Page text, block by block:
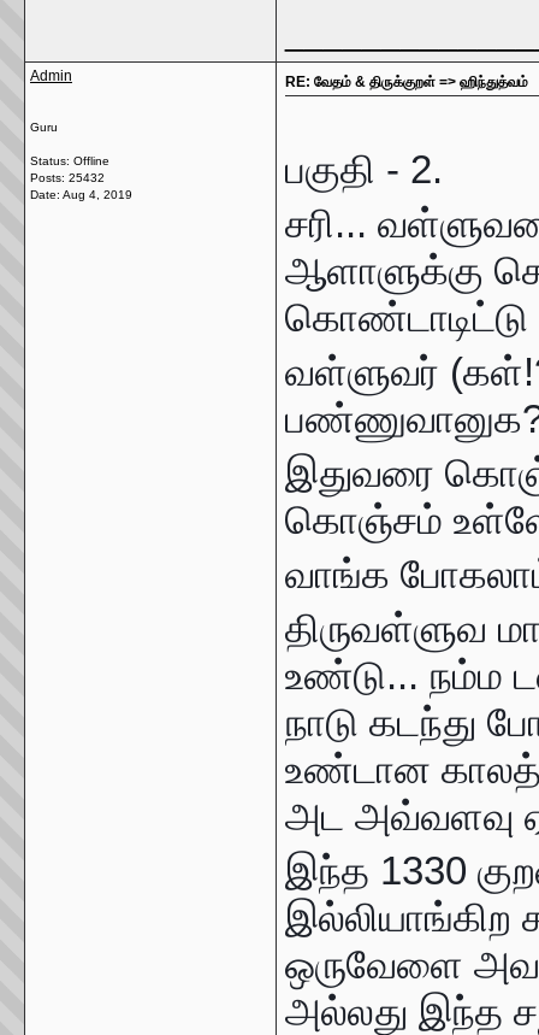
Admin
Guru
Status: Offline
Posts: 25432
Date: Aug 4, 2019
RE: வேதம் & திருக்குறள் => ஹிந்துத்வம்
பகுதி - 2.
சரி...
ஆளாளுக்கு
கொண்டாடிட்டு
வள்ளுவர்
இதுவரை
கொஞ்சம்
வாங்க
திருவள்ளுவ
உண்டு... நம்ம
நாடு கடந்து
உண்டான
அட அவ்வளவு
இந்த 1330
ஒருவேளை
அல்லது இந்த